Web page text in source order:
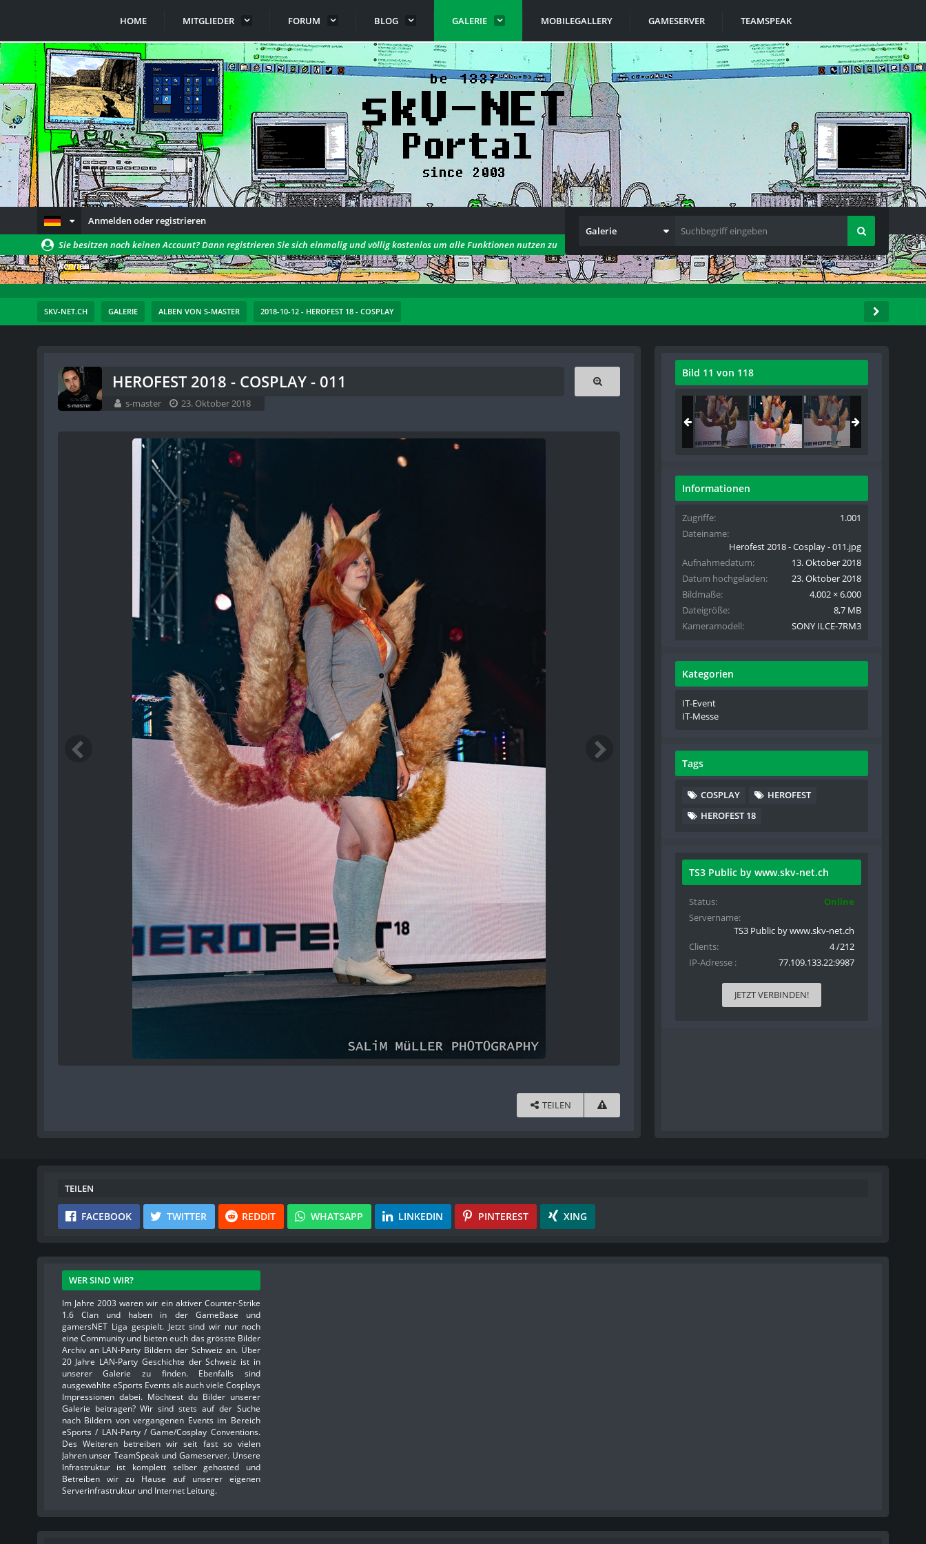
HOME MITGLIEDER FORUM BLOG GALERIE MOBILEGALLERY GAMESERVER TEAMSPEAK
Anmelden oder registrieren
Galerie
Sie besitzen noch keinen Account? Dann registrieren Sie sich einmalig und völlig kostenlos um alle Funktionen nutzen zu
können!
SKV-NET.CH GALERIE ALBEN VON S-MASTER 2018-10-12 - HEROFEST 18 - COSPLAY
HEROFEST 2018 - COSPLAY - 011
s-master 23. Oktober 2018
TEILEN
Bild 11 von 118
Informationen
Zugriffe
1.001
Dateiname
Herofest 2018 - Cosplay - 011.jpg
Aufnahmedatum
13. Oktober 2018
Datum hochgeladen
23. Oktober 2018
Bildmaße
4.002 × 6.000
Dateigröße
8,7 MB
Kameramodell
SONY ILCE-7RM3
Kategorien
IT-Event
IT-Messe
Tags
COSPLAY
HEROFEST
HEROFEST 18
TS3 Public by www.skv-net.ch
Status
Online
Servername
TS3 Public by www.skv-net.ch
Clients
4 /212
IP-Adresse
77.109.133.22:9987
JETZT VERBINDEN!
TEILEN
FACEBOOK TWITTER REDDIT WHATSAPP LINKEDIN PINTEREST XING
WER SIND WIR?
Im Jahre 2003 waren wir ein aktiver Counter-Strike
1.6 Clan und haben in der GameBase und
gamersNET Liga gespielt. Jetzt sind wir nur noch
eine Community und bieten euch das grösste Bilder
Archiv an LAN-Party Bildern der Schweiz an. Über
20 Jahre LAN-Party Geschichte der Schweiz ist in
unserer Galerie zu finden. Ebenfalls sind
ausgewählte eSports Events als auch viele Cosplays
Impressionen dabei. Möchtest du Bilder unserer
Galerie beitragen? Wir sind stets auf der Suche
nach Bildern von vergangenen Events im Bereich
eSports / LAN-Party / Game/Cosplay Conventions.
Des Weiteren betreiben wir seit fast so vielen
Jahren unser TeamSpeak und Gameserver. Unsere
Infrastruktur ist komplett selber gehosted und
Betreiben wir zu Hause auf unserer eigenen
Serverinfrastruktur und Internet Leitung.